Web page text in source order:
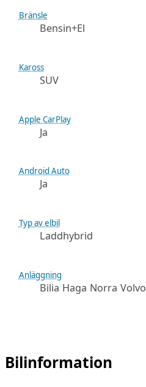
Bränsle
Bensin+El
Kaross
SUV
Apple CarPlay
Ja
Android Auto
Ja
Typ av elbil
Laddhybrid
Anläggning
Bilia Haga Norra Volvo
Bilinformation